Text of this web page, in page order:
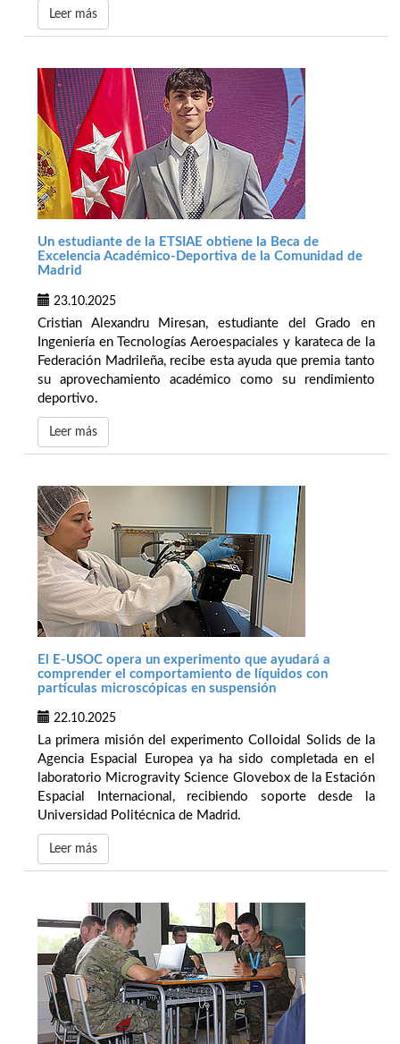
Leer más
Un estudiante de la ETSIAE obtiene la Beca de
Excelencia Académico-Deportiva de la Comunidad de
Madrid
23.10.2025
Cristian Alexandru Miresan, estudiante del Grado en
Ingeniería en Tecnologías Aeroespaciales y karateca de la
Federación Madrileña, recibe esta ayuda que premia tanto
su aprovechamiento académico como su rendimiento
deportivo.
Leer más
El E-USOC opera un experimento que ayudará a
comprender el comportamiento de líquidos con
partículas microscópicas en suspensión
22.10.2025
La primera misión del experimento Colloidal Solids de la
Agencia Espacial Europea ya ha sido completada en el
laboratorio Microgravity Science Glovebox de la Estación
Espacial Internacional, recibiendo soporte desde la
Universidad Politécnica de Madrid.
Leer más